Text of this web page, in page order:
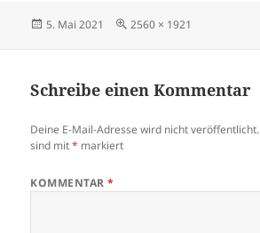
Veröffentlicht
5. Mai 2021
Volle
2560 × 1921
Schreibe einen Kommentar
Deine E-Mail-Adresse wird nicht veröffentlicht.
sind mit* markiert
KOMMENTAR*